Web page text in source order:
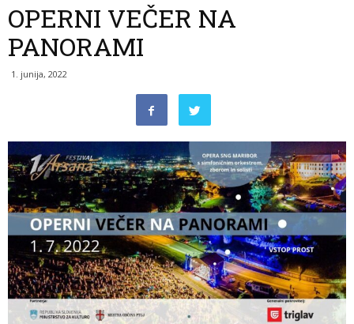
OPERNI VEČER NA
PANORAMI
1. junija, 2022